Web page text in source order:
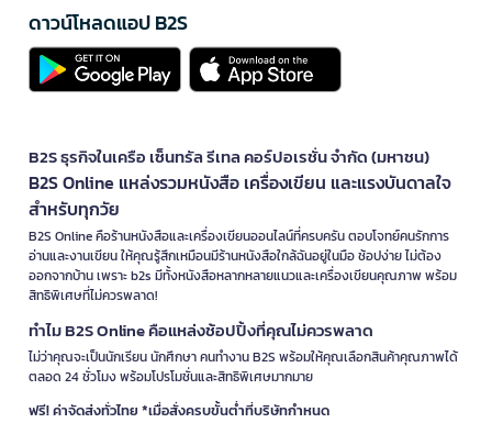
ดาวน์โหลดแอป B2S
B2S ธุรกิจในเครือ เซ็นทรัล รีเทล คอร์ปอเรชั่น จำกัด (มหาชน)
B2S Online แหล่งรวมหนังสือ เครื่องเขียน และแรงบันดาลใจ
สำหรับทุกวัย
B2S Online คือร้านหนังสือและเครื่องเขียนออนไลน์ที่ครบครัน ตอบโจทย์คนรักการ
อ่านและงานเขียน ให้คุณรู้สึกเหมือนมีร้านหนังสือใกล้ฉันอยู่ในมือ ช้อปง่าย ไม่ต้อง
ออกจากบ้าน เพราะ b2s มีทั้งหนังสือหลากหลายแนวและเครื่องเขียนคุณภาพ พร้อม
สิทธิพิเศษที่ไม่ควรพลาด!
ทำไม B2S Online คือแหล่งช้อปปิ้งที่คุณไม่ควรพลาด
ไม่ว่าคุณจะเป็นนักเรียน นักศึกษา คนทำงาน B2S พร้อมให้คุณเลือกสินค้าคุณภาพได้
ตลอด 24 ชั่วโมง พร้อมโปรโมชั่นและสิทธิพิเศษมากมาย
ฟรี! ค่าจัดส่งทั่วไทย *เมื่อสั่งครบขั้นต่ำที่บริษัทกำหนด